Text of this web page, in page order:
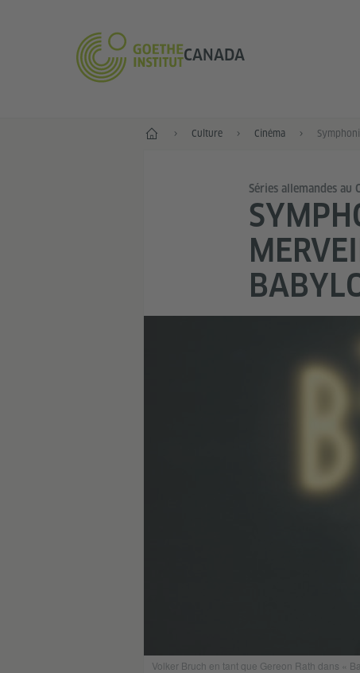
CANADA
Accueil Culture Cinéma
Séries allemandes au
Volker Bruch en tant que Gereon Rath dans «